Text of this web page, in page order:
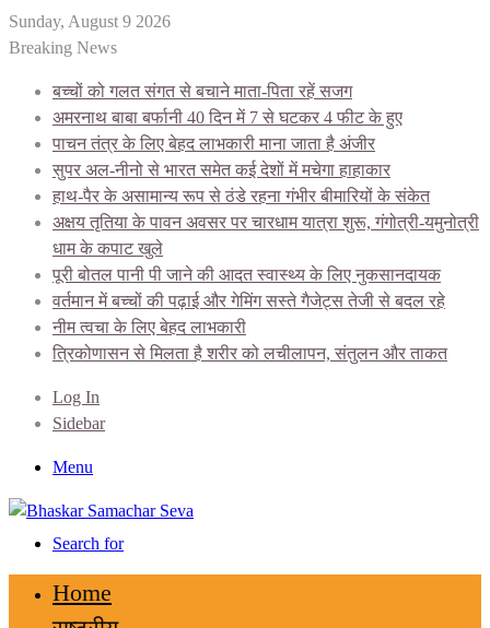
Sunday, August 9 2026
Breaking News
बच्चों को गलत संगत से बचाने माता-पिता रहें सजग
अमरनाथ बाबा बर्फानी 40 दिन में 7 से घटकर 4 फीट के हुए
पाचन तंत्र के लिए बेहद लाभकारी माना जाता है अंजीर
सुपर अल-नीनो से भारत समेत कई देशों में मचेगा हाहाकार
हाथ-पैर के असामान्य रूप से ठंडे रहना गंभीर बीमारियों के संकेत
अक्षय तृतिया के पावन अवसर पर चारधाम यात्रा शुरू, गंगोत्री-यमुनोत्री
धाम के कपाट खुले
पूरी बोतल पानी पी जाने की आदत स्वास्थ्य के लिए नुकसानदायक
वर्तमान में बच्चों की पढ़ाई और गेमिंग सस्ते गैजेट्स तेजी से बदल रहे
नीम त्वचा के लिए बेहद लाभकारी
त्रिकोणासन से मिलता है शरीर को लचीलापन, संतुलन और ताकत
Log In
Sidebar
Menu
Search for
Home